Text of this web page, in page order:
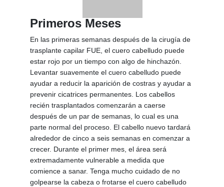
Primeros Meses
En las primeras semanas después de la cirugía de
trasplante capilar FUE, el cuero cabelludo puede
estar rojo por un tiempo con algo de hinchazón.
Levantar suavemente el cuero cabelludo puede
ayudar a reducir la aparición de costras y ayudar a
prevenir cicatrices permanentes. Los cabellos
recién trasplantados comenzarán a caerse
después de un par de semanas, lo cual es una
parte normal del proceso. El cabello nuevo tardará
alrededor de cinco a seis semanas en comenzar a
crecer. Durante el primer mes, el área será
extremadamente vulnerable a medida que
comience a sanar. Tenga mucho cuidado de no
golpearse la cabeza o frotarse el cuero cabelludo